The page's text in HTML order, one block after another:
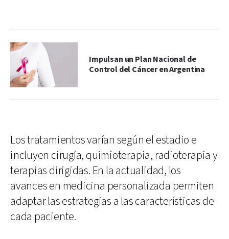
Impulsan un Plan Nacional de
Control del Cáncer en Argentina
Los tratamientos varían según el estadio e
incluyen cirugía, quimioterapia, radioterapia y
terapias dirigidas. En la actualidad, los
avances en medicina personalizada permiten
adaptar las estrategias a las características de
cada paciente.